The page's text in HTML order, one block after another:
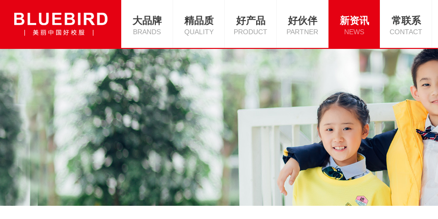
大品牌
BRANDS
精品质
QUALITY
好产品
PRODUCT
好伙伴
PARTNER
新资讯
NEWS
常联系
CONTACT